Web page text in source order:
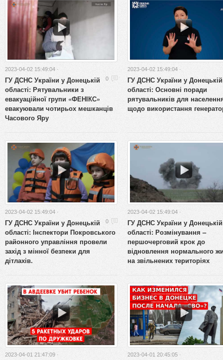
2023-04-02 15:49:04 ·
0
ГУ ДСНС України у Донецькій
області: Рятувальники з
евакуаційної групи «ФЕНІКС»
евакуювали чотирьох мешканців
Часового Яру
2023-04-02 15:49:04 ·
ГУ ДСНС України у Донецькій
області: Основні поради
рятувальників для
щодо використання
2023-04-02 15:49:04 ·
0
ГУ ДСНС України у Донецькій
області: Інспектори Покровського
районного управління провели
захід з мінної безпеки для
дітлахів.
2023-04-02 15:49:04 ·
ГУ ДСНС України у Донецькій
області: Розмінування –
першочерговий крок до
відновлення нормального
на звільнених територіях
2023-04-01 21:47:09 ·
2023-04-01 20:45:05 ·